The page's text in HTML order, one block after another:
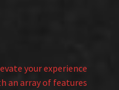
your experience
an array of features